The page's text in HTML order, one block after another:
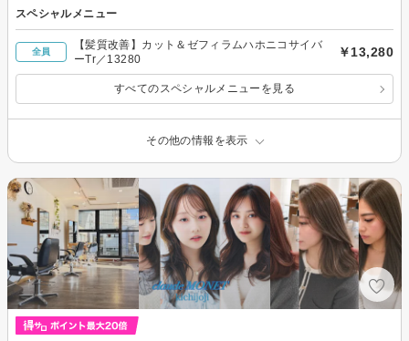
スペシャルメニュー
全員
【髪質改善】カット＆ゼフィラムハホニコサイバ
ーTr／13280
￥13,280
すべてのスペシャルメニューを見る
その他の情報を表示